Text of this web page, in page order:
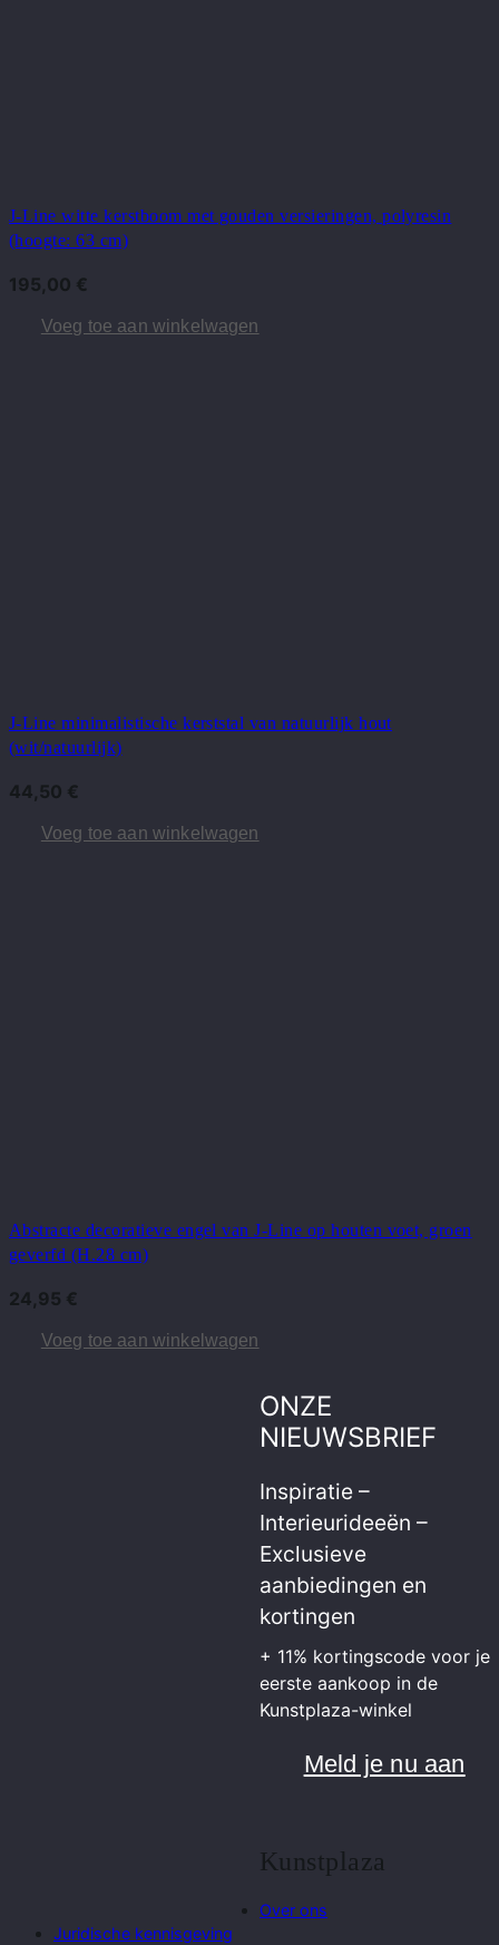
J-Line witte kerstboom met gouden versieringen, polyresin
(hoogte: 63 cm)
195,00 €
Voeg toe aan winkelwagen
J-Line minimalistische kerststal van natuurlijk hout
(wit/natuurlijk)
44,50 €
Voeg toe aan winkelwagen
Abstracte decoratieve engel van J-Line op houten voet, groen
geverfd (H.28 cm)
24,95 €
Voeg toe aan winkelwagen
ONZE
NIEUWSBRIEF
Inspiratie –
Interieurideeën –
Exclusieve
aanbiedingen en
kortingen
+ 11% kortingscode voor je
eerste aankoop in de
Kunstplaza-winkel
Meld je nu aan
Kunstplaza
Over ons
Juridische kennisgeving